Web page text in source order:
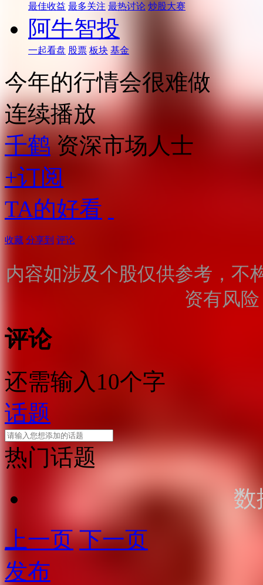
最佳收益 最多关注 最热讨论 炒股大赛
阿牛智投
一起看盘 股票 板块 基金
今年的行情会很难做
连续播放
千鹤 资深市场人士
+订阅
TA的好看
收藏 分享到 评论
内容如涉及个股仅供参考，不
资有风
评论
还需输入10个字
话题
热门话题
数
上一页 下一页
发布